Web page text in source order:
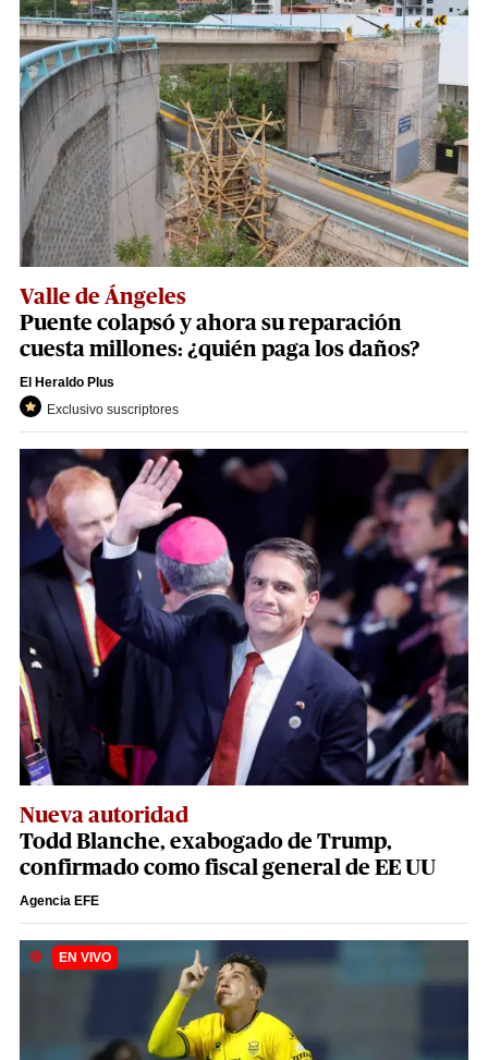
Valle de Ángeles
Puente colapsó y ahora su reparación
cuesta millones: ¿quién paga los daños?
El Heraldo Plus
Exclusivo suscriptores
Nueva autoridad
Todd Blanche, exabogado de Trump,
confirmado como fiscal general de EE UU
Agencia EFE